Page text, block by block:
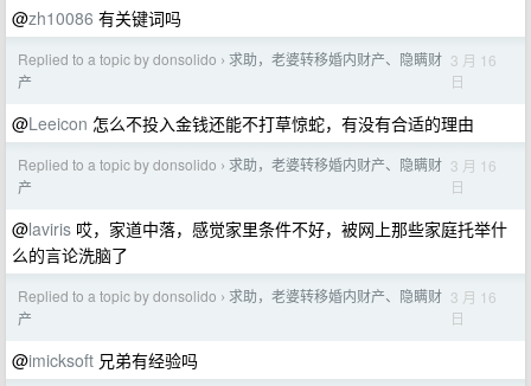
@zh10086 有关键词吗
Replied to a topic by donsolido › 求助，老婆转移婚内财产、隐瞒财
产
3 月 16
日
@Leeicon 怎么不投入金钱还能不打草惊蛇，有没有合适的理由
Replied to a topic by donsolido › 求助，老婆转移婚内财产、隐瞒财
产
3 月 16
日
@laviris 哎，家道中落，感觉家里条件不好，被网上那些家庭托举什
么的言论洗脑了
Replied to a topic by donsolido › 求助，老婆转移婚内财产、隐瞒财
产
3 月 16
日
@imicksoft 兄弟有经验吗